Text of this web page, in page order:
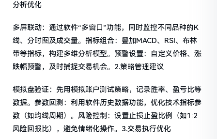
分析优化
多屏联动：通过软件“多窗口”功能，同时监控不同品种的K
线、分时图及成交量。指标组合：叠加MACD、RSI、布林
带等指标，构建多维分析模型。预警设置：自定义价格、涨
跌幅预警，及时捕捉交易机会。2.策略管理建议
模拟盘验证：先用模拟账户测试策略，记录胜率、盈亏比等
数据。参数回测：利用软件历史数据功能，优化技术指标参
数（如均线周期）。风险控制：设置止损止盈比例（如1:2
风险回报比），避免情绪化操作。3.交易执行优化